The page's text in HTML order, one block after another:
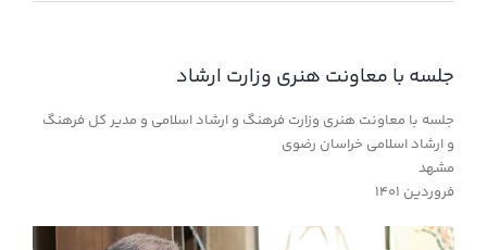
جلسه با معاونت هنری وزارت ارشاد
جلسه با معاونت هنری وزارت فرهنگ و ارشاد اسلامی و مدیر کل فرهنگ
و ارشاد اسلامی خراسان رضوی
مشهد
فروردین ۱۴۰۱